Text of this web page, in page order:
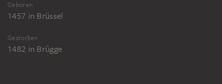
Geboren
1457 in Brüssel
Gestorben
1482 in Brügge